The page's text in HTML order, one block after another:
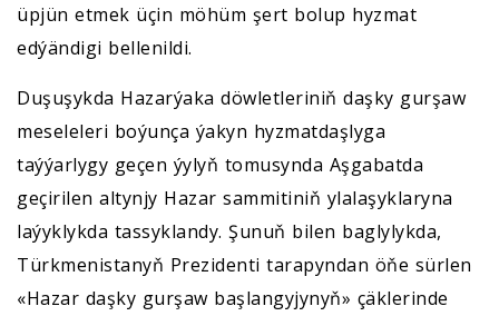
üpjün etmek üçin möhüm şert bolup hyzmat
edýändigi bellenildi.
Duşuşykda Hazarýaka döwletleriniň daşky gurşaw
meseleleri boýunça ýakyn hyzmatdaşlyga
taýýarlygy geçen ýylyň tomusynda Aşgabatda
geçirilen altynjy Hazar sammitiniň ylalaşyklaryna
laýyklykda tassyklandy. Şunuň bilen baglylykda,
Türkmenistanyň Prezidenti tarapyndan öňe sürlen
«Hazar daşky gurşaw başlangyjynyň» çäklerinde